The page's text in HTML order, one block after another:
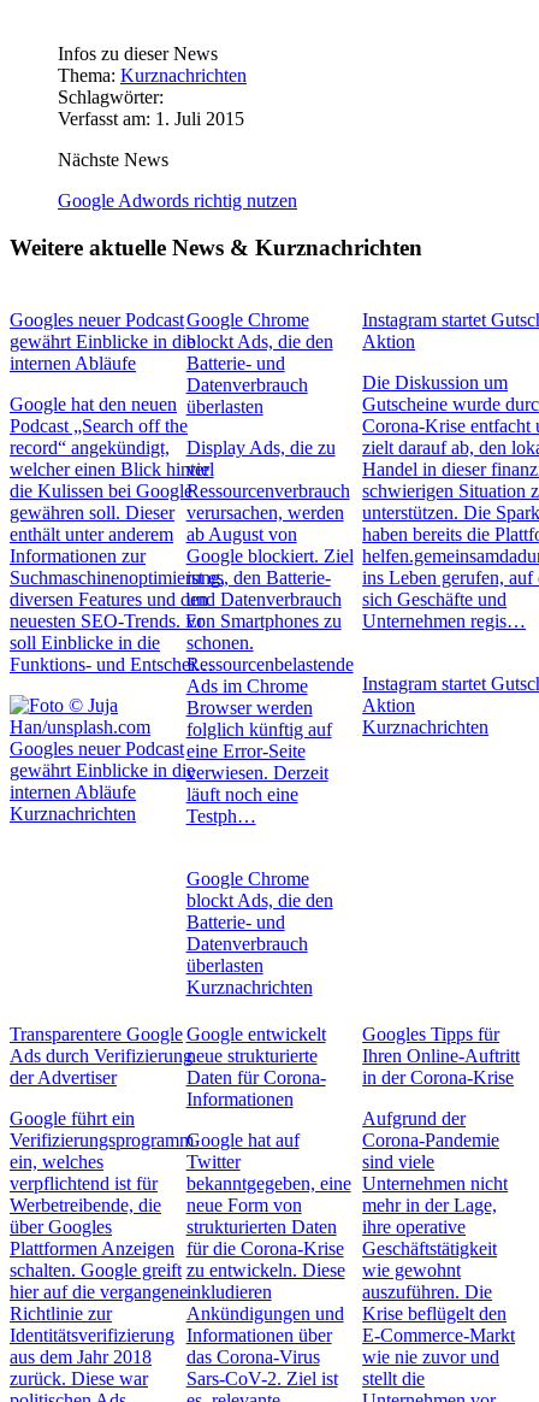
Infos zu dieser News
Thema: Kurznachrichten
Schlagwörter:
Verfasst am: 1. Juli 2015
Nächste News
Google Adwords richtig nutzen
Weitere aktuelle News & Kurznachrichten
Googles neuer Podcast
gewährt Einblicke in die
internen Abläufe
Google hat den neuen
Podcast „Search off the
record“ angekündigt,
welcher einen Blick hinter
die Kulissen bei Google
gewähren soll. Dieser
enthält unter anderem
Informationen zur
Suchmaschinenoptimierung,
diversen Features und den
neuesten SEO-Trends. Er
soll Einblicke in die
Funktions- und Entschei…
Googles neuer Podcast
gewährt Einblicke in die
internen Abläufe
Kurznachrichten
Google Chrome
blockt Ads, die den
Batterie- und
Datenverbrauch
überlasten
Display Ads, die zu
viel
Ressourcenverbrauch
verursachen, werden
ab August von
Google blockiert. Ziel
ist es, den Batterie-
und Datenverbrauch
von Smartphones zu
schonen.
Ressourcenbelastende
Ads im Chrome
Browser werden
folglich künftig auf
eine Error-Seite
verwiesen. Derzeit
läuft noch eine
Testph…
Google Chrome
blockt Ads, die den
Batterie- und
Datenverbrauch
überlasten
Kurznachrichten
Instagram startet
Aktion
Die Diskussion um
Gutscheine wurde
Corona-Krise entfacht
zielt darauf ab, den
Handel in dieser
schwierigen Situation
unterstützen. Die
haben bereits die
ins Leben gerufen, auf
sich Geschäfte und
Unternehmen regis…
Instagram startet
Aktion
Kurznachrichten
Transparentere Google
Ads durch Verifizierung
der Advertiser
Google führt ein
Verifizierungsprogramm
ein, welches
verpflichtend ist für
Werbetreibende, die
über Googles
Plattformen Anzeigen
schalten. Google greift
hier auf die vergangene
Richtlinie zur
Identitätsverifizierung
aus dem Jahr 2018
zurück. Diese war
Google entwickelt
neue strukturierte
Daten für Corona-
Informationen
Google hat auf
Twitter
bekanntgegeben, eine
neue Form von
strukturierten Daten
für die Corona-Krise
zu entwickeln. Diese
inkludieren
Ankündigungen und
Informationen über
das Corona-Virus
Sars-CoV-2. Ziel ist
Googles Tipps für
Ihren Online-Auftritt
in der Corona-Krise
Aufgrund der
Corona-Pandemie
sind viele
Unternehmen nicht
mehr in der Lage,
ihre operative
Geschäftstätigkeit
wie gewohnt
auszuführen. Die
Krise beflügelt den
E-Commerce-Markt
wie nie zuvor und
stellt die